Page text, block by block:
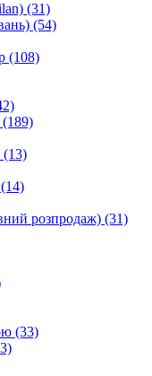
(31)
(54)
(108)
(189)
(13)
(14)
розпродаж) (31)
(33)